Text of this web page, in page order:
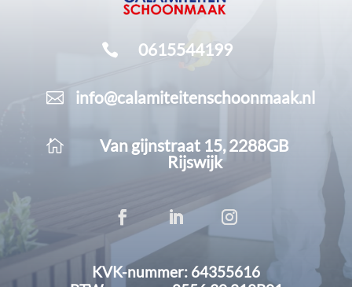
 0615544199
 info@calamiteitenschoonmaak.nl

Van gijnstraat 15, 2288GB
Rijswijk
KVK-nummer: 64355616